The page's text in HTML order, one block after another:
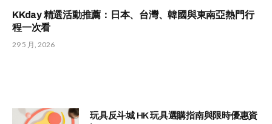
KKday 精選活動推薦：日本、台灣、韓國與東南亞熱門行
程一次看
29 5 月, 2026
玩具反斗城 HK 玩具選購指南與限時優惠資